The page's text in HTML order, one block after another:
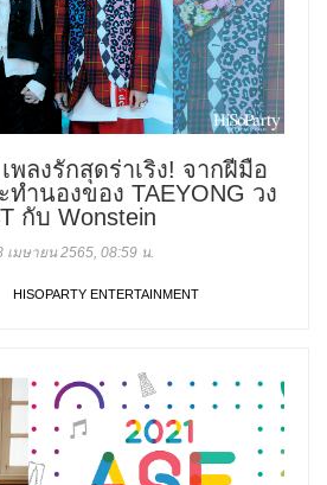
เพลงรักสุดร่าเริง! จากฝีมือ
ทำนองของ TAEYONG วง
กับ Wonstein
เมษายน 2565, 08:59 น.
HISOPARTY ENTERTAINMENT